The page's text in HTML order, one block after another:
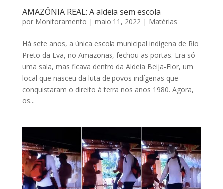
AMAZÔNIA REAL: A aldeia sem escola
por Monitoramento | maio 11, 2022| Matérias
Há sete anos, a única escola municipal indígena de Rio
Preto da Eva, no Amazonas, fechou as portas. Era só
uma sala, mas ficava dentro da Aldeia Beija-Flor, um
local que nasceu da luta de povos indígenas que
conquistaram o direito à terra nos anos 1980. Agora,
os...